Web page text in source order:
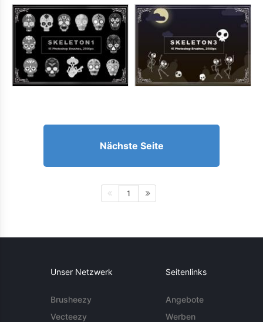
Nächste Seite
1
Unser Netzwerk
Brusheezy
Vecteezy
Seitenlinks
Angebote
Werben